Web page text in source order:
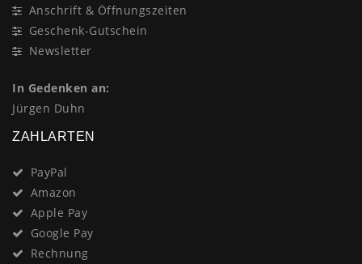
Anschrift & Öffnungszeiten
Geschenk-Gutschein
Newsletter
In Gedenken an:
Jürgen Duhn
ZAHLARTEN
PayPal
Amazon
Apple Pay
Google Pay
Rechnung